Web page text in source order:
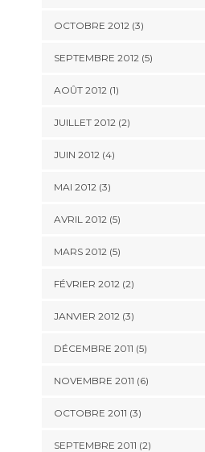
OCTOBRE 2012(3)
SEPTEMBRE 2012(5)
AOÛT 2012(1)
JUILLET 2012(2)
JUIN 2012(4)
MAI 2012(3)
AVRIL 2012(5)
MARS 2012(5)
FÉVRIER 2012(2)
JANVIER 2012(3)
DÉCEMBRE 2011 (5)
NOVEMBRE 2011 (6)
OCTOBRE 2011 (3)
SEPTEMBRE 2011 (2)